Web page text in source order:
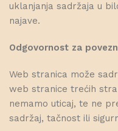
uklanjanja sadržaja u
najave.
Odgovornost za
Web stranica može
web stranice trećih
nemamo uticaj, te ne
sadržaj, tačnost ili